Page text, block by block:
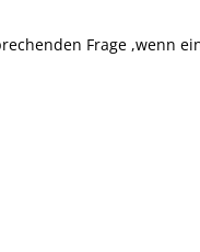
Frage ,wenn